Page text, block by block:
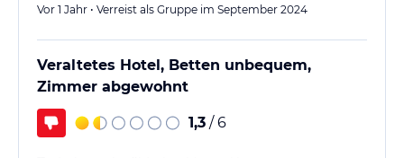
Vor 1 Jahr • Verreist als Gruppe im September 2024
Veraltetes Hotel, Betten unbequem,
Zimmer abgewohnt
1,3 / 6